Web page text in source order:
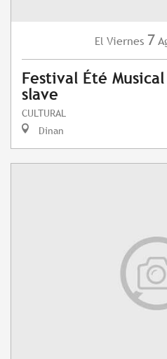
El Viernes 7
Festival Été
slave
CULTURAL
Dinan